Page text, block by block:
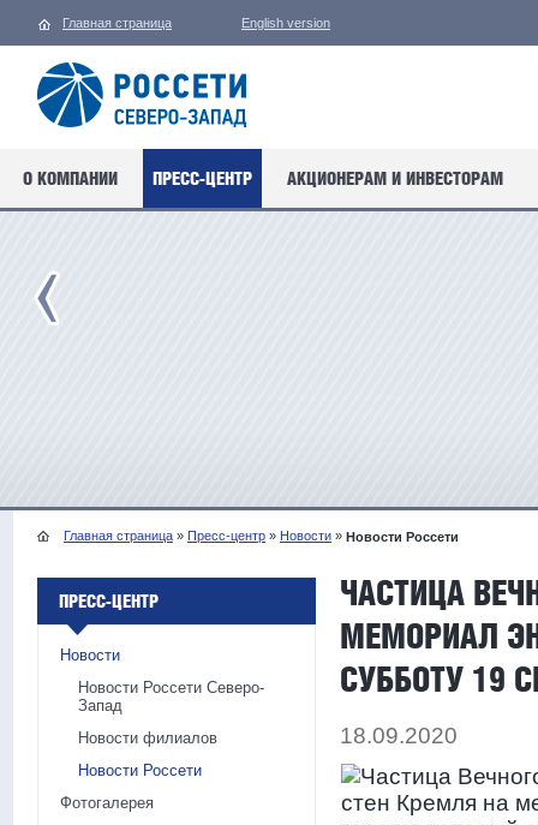
Главная страница English version
О КОМПАНИИ ПРЕСС-ЦЕНТР АКЦИОНЕРАМ И ИНВЕСТОРАМ
Главная страница » Пресс-центр » Новости » Новости Россети
ПРЕСС-ЦЕНТР
Новости
Новости Россети Северо-
Запад
Новости филиалов
Новости Россети
Фотогалерея
ЧАСТИЦА
МЕМОРИАЛ
СУББОТУ 19
18.09.2020